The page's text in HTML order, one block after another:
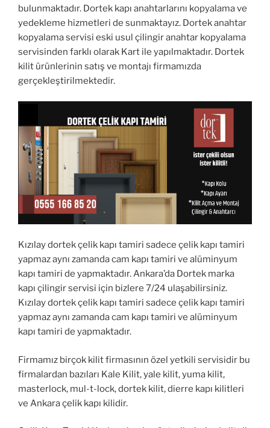
bulunmaktadır. Dortek kapı anahtarlarını kopyalama ve
yedekleme hizmetleri de sunmaktayız. Dortek anahtar
kopyalama servisi eski usul çilingir anahtar kopyalama
servisinden farklı olarak Kart ile yapılmaktadır. Dortek
kilit ürünlerinin satış ve montajı firmamızda
gerçekleştirilmektedir.
Kızılay dortek çelik kapı tamiri sadece çelik kapı tamiri
yapmaz aynı zamanda cam kapı tamiri ve alüminyum
kapı tamiri de yapmaktadır. Ankara’da Dortek marka
kapı çilingir servisi için bizlere 7/24 ulaşabilirsiniz.
Kızılay dortek çelik kapı tamiri sadece çelik kapı tamiri
yapmaz aynı zamanda cam kapı tamiri ve alüminyum
kapı tamiri de yapmaktadır.
Firmamız birçok kilit firmasının özel yetkili servisidir bu
firmalardan bazıları Kale Kilit, yale kilit, yuma kilit,
masterlock, mul-t-lock, dortek kilit, dierre kapı kilitleri
ve Ankara çelik kapı kilidir.